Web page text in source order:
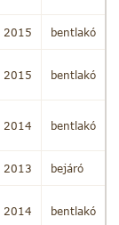
2015 bentlakó
2015 bentlakó
2014 bentlakó
2013 bejáró
2014 bentlakó